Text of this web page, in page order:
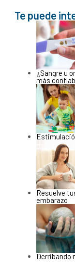
Te puede
¿Sangre u
más
Resuelve
embarazo
Derribando